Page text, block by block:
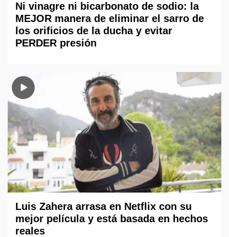
Ni vinagre ni bicarbonato de sodio: la
MEJOR manera de eliminar el sarro de
los orificios de la ducha y evitar
PERDER presión
Luis Zahera arrasa en Netflix con su
mejor película y está basada en hechos
reales